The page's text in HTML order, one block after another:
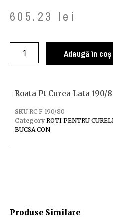
605.23 lei
Adaugă în coș
Produse Similare
Roata Pt Curea Lata 190/
SKU RC F 190/80
Category ROTI PENTRU
BUCSA CON